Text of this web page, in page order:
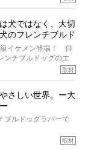
なく、脳腫瘍と闘う
に、治療の選択やケ
した。
できないが、話をき
だろう。
た、ほんとうに愛し
って、お話をきこう
犬ではなく、大切
のフレンチブルド
級イケメン登場！ 俳
ンチブルドッグのエ
の情報を聞きつけ、
ました。
取材
さしい世界。ー大
ブルドッグラバーで
取材